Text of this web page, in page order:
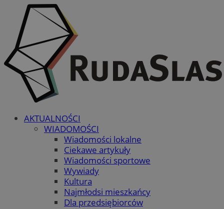
AKTUALNOŚCI
WIADOMOŚCI
Wiadomości lokalne
Ciekawe artykuły
Wiadomości sportowe
Wywiady
Kultura
Najmłodsi mieszkańcy
Dla przedsiębiorców